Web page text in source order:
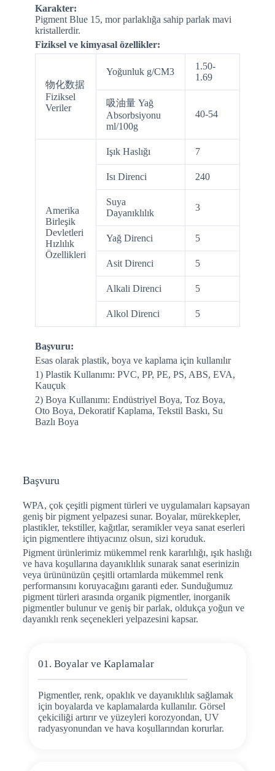
Karakter:
Pigment Blue 15, mor parlaklığa sahip parlak mavi
kristallerdir.
Fiziksel ve kimyasal özellikler:
物化数据
Fiziksel
Veriler
Yoğunluk g/CM3
1.50-
1.69
吸油量 Yağ
Absorbsiyonu
ml/100g
40-54
Amerika
Birleşik
Devletleri
Hızlılık
Özellikleri
Işık Haslığı 7
Isı Direnci 240
Suya
Dayanıklılık
3
Yağ Direnci 5
Asit Direnci 5
Alkali Direnci 5
Alkol Direnci 5
Başvuru:
Esas olarak plastik, boya ve kaplama için kullanılır
1) Plastik Kullanımı: PVC, PP, PE, PS, ABS, EVA,
Kauçuk
2) Boya Kullanımı: Endüstriyel Boya, Toz Boya,
Oto Boya, Dekoratif Kaplama, Tekstil Baskı, Su
Bazlı Boya
Başvuru
WPA, çok çeşitli pigment türleri ve uygulamaları kapsayan
geniş bir pigment yelpazesi sunar. Boyalar, mürekkepler,
plastikler, tekstiller, kağıtlar, seramikler veya sanat eserleri
için pigmentlere ihtiyacınız olsun, sizi koruduk.
Pigment ürünlerimiz mükemmel renk kararlılığı, ışık haslığı
ve hava koşullarına dayanıklılık sunarak sanat eserinizin
veya ürününüzün çeşitli ortamlarda mükemmel renk
performansını koruyacağını garanti eder. Sunduğumuz
pigment türleri arasında organik pigmentler, inorganik
pigmentler bulunur ve geniş bir parlak, oldukça yoğun ve
dayanıklı renk seçenekleri yelpazesini kapsar.
01. Boyalar ve Kaplamalar
Pigmentler, renk, opaklık ve dayanıklılık sağlamak
için boyalarda ve kaplamalarda kullanılır. Görsel
çekiciliği artırır ve yüzeyleri korozyondan, UV
radyasyonundan ve hava koşullarından korurlar.